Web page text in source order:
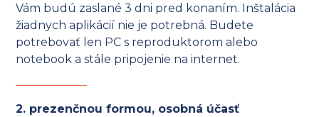
Vám budú zaslané 3 dni pred konaním. Inštalácia
žiadnych aplikácií nie je potrebná. Budete
potrebovať len PC s reproduktorom alebo
notebook a stále pripojenie na internet.
2. prezenčnou formou, osobná účasť